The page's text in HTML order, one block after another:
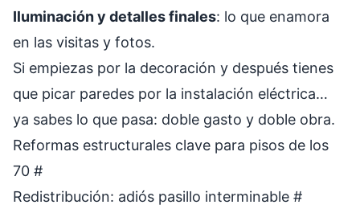
Iluminación y detalles finales: lo que enamora
en las visitas y fotos.
Si empiezas por la decoración y después tienes
que picar paredes por la instalación eléctrica…
ya sabes lo que pasa: doble gasto y doble obra.
Reformas estructurales clave para pisos de los
70 #
Redistribución: adiós pasillo interminable #